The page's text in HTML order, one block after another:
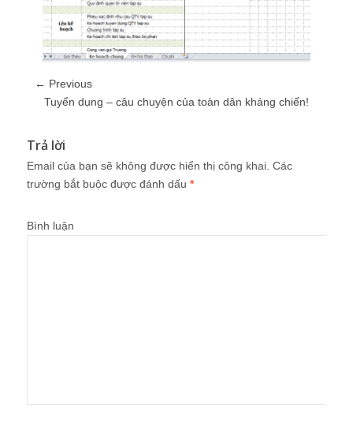
← Previous
Tuyển dụng – câu chuyện của toàn dân kháng chiến!
Trả lời
Email của bạn sẽ không được hiển thị công khai. Các
trường bắt buộc được đánh dấu *
Bình luận